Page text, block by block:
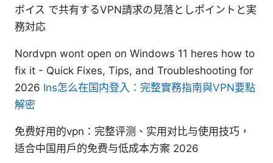
ボイス で共有するVPN請求の見落としポイントと実
務対応
Nordvpn wont open on Windows 11 heres how to
fix it - Quick Fixes, Tips, and Troubleshooting for
2026 Ins怎么在国内登入：完整實務指南與VPN要點
解密
免费好用的vpn：完整评测、实用对比与使用技巧，
适合中国用户的免费与低成本方案 2026